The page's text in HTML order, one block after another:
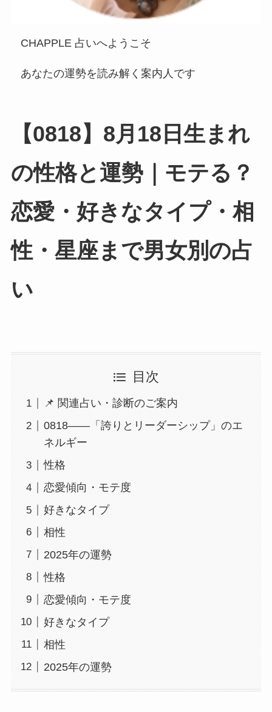
CHAPPLE 占いへようこそ
あなたの運勢を読み解く案内人です
【0818】8月18日生まれ
の性格と運勢｜モテる？
恋愛・好きなタイプ・相
性・星座まで男女別の占
い
目次
📌 関連占い・診断のご案内
0818――「誇りとリーダーシップ」のエ
ネルギー
性格
恋愛傾向・モテ度
好きなタイプ
相性
2025年の運勢
性格
恋愛傾向・モテ度
好きなタイプ
相性
2025年の運勢